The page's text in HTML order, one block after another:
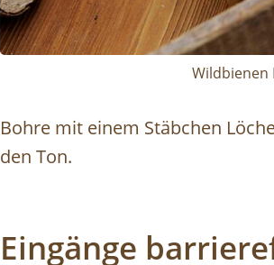
Wildbienen
Bohre mit einem Stäbchen
den Ton.
Eingänge